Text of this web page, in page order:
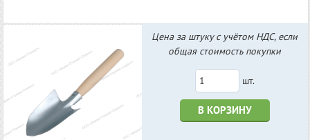
Цена за штуку с учётом НДС, если
общая стоимость покупки
шт.
В КОРЗИНУ